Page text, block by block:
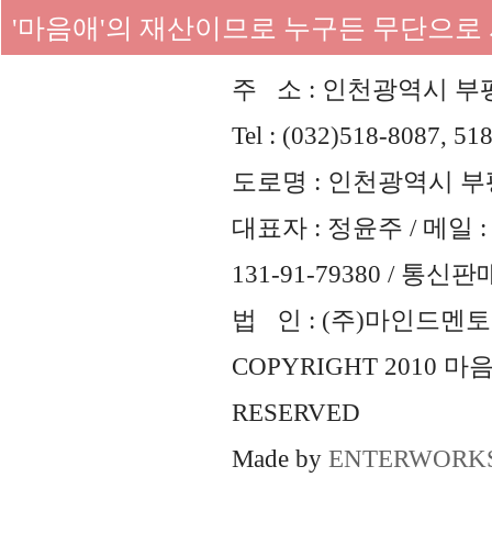
'마음애'의 재산이므로 누구든 무단으
주 소 : 인천광역시 부
Tel : (032)518-8087,
도로명 : 인천광역시
대표자 : 정윤주 / 메일 :
131-91-79380 / 통신판
법 인 : (주)마인드멘토
COPYRIGHT 2010 마
RESERVED
Made by